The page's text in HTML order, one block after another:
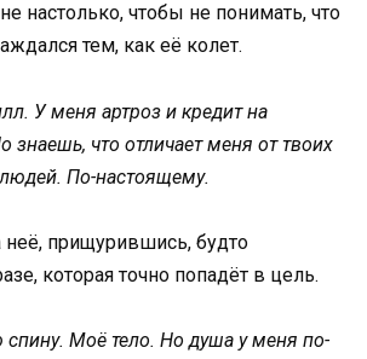
настолько, чтобы не понимать, что
тем, как её колет.
У меня артроз и кредит на
что отличает меня от твоих
По-настоящему.
неё, прищурившись, будто
которая точно попадёт в цель.
Моё тело. Но душа у меня по-